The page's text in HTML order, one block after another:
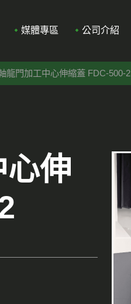
媒體專區 公司介紹
龍門加工中心伸縮蓋 FDC-500-2
心伸